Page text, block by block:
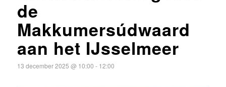
de
Makkumersúdwaard
aan het IJsselmeer
13 december 2025 @ 10:00 - 12:00